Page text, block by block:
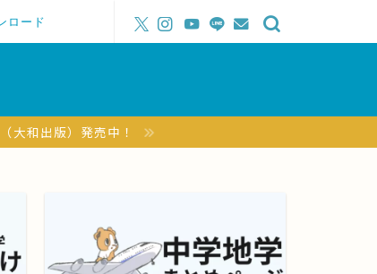
ロード
大和出版）発売中！